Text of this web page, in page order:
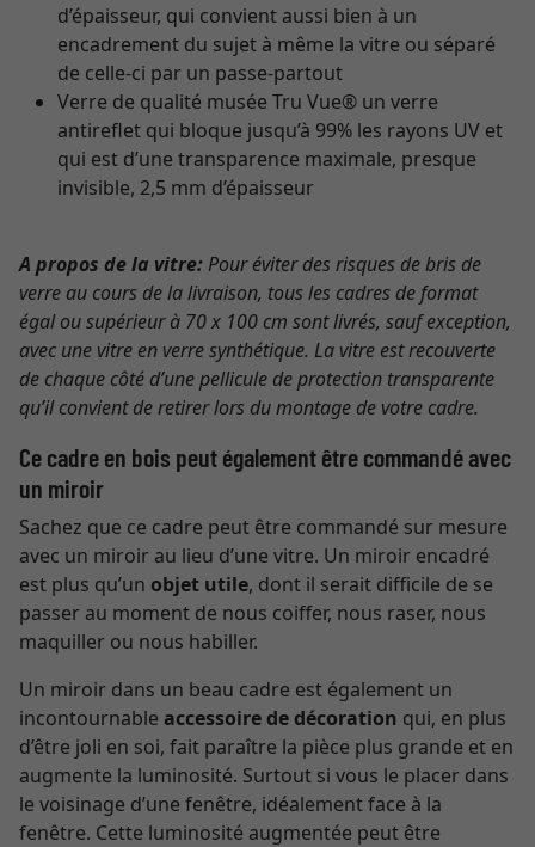
d’épaisseur, qui convient aussi bien à un
encadrement du sujet à même la vitre ou séparé
de celle-ci par un passe-partout
Verre de qualité musée Tru Vue® un verre
antireflet qui bloque jusqu’à 99% les rayons UV et
qui est d’une transparence maximale, presque
invisible, 2,5 mm d’épaisseur
A propos de la vitre: Pour éviter des risques de bris de
verre au cours de la livraison, tous les cadres de format
égal ou supérieur à 70 x 100 cm sont livrés, sauf exception,
avec une vitre en verre synthétique. La vitre est recouverte
de chaque côté d’une pellicule de protection transparente
qu’il convient de retirer lors du montage de votre cadre.
Ce cadre en bois peut également être commandé avec
un miroir
Sachez que ce cadre peut être commandé sur mesure
avec un miroir au lieu d’une vitre. Un miroir encadré
est plus qu’un objet utile, dont il serait difficile de se
passer au moment de nous coiffer, nous raser, nous
maquiller ou nous habiller.
Un miroir dans un beau cadre est également un
incontournable accessoire de décoration qui, en plus
d’être joli en soi, fait paraître la pièce plus grande et en
augmente la luminosité. Surtout si vous le placer dans
le voisinage d’une fenêtre, idéalement face à la
fenêtre. Cette luminosité augmentée peut être